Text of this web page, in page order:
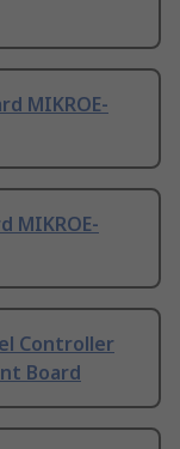
MIKROE-
MIKROE-
Controller
Board